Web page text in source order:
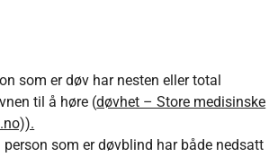
som er døv har nesten eller total
til å høre (døvhet – Store medisinske
person som er døvblind har både nedsatt